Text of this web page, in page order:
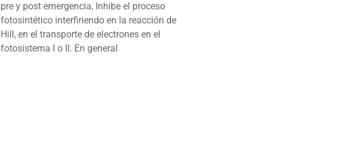
pre y post emergencia, Inhibe el proceso
fotosintético interfiriendo en la reacción de
Hill, en el transporte de electrones en el
fotosistema I o II. En general